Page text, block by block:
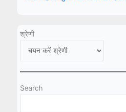
श्रेणी
Search